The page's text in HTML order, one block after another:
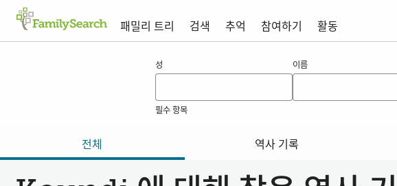
패밀리 트리 검색 추억 참여하기 활동
성
필수 항목
이름
전체 역사 기록